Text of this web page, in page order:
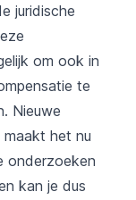
juridische
om ook in
te
Nieuwe
het nu
onderzoeken
kan je dus